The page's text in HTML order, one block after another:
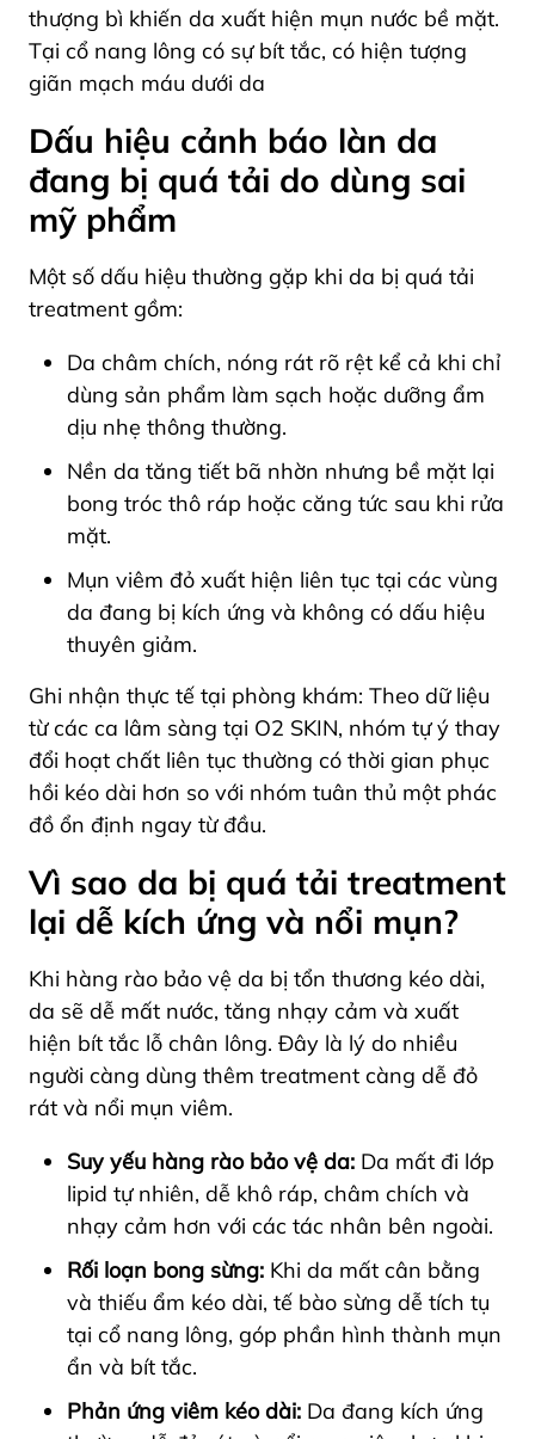
thượng bì khiến da xuất hiện mụn nước bề mặt.
Tại cổ nang lông có sự bít tắc, có hiện tượng
giãn mạch máu dưới da
Dấu hiệu cảnh báo làn da
đang bị quá tải do dùng sai
mỹ phẩm
Một số dấu hiệu thường gặp khi da bị quá tải
treatment gồm:
Da châm chích, nóng rát rõ rệt kể cả khi chỉ
dùng sản phẩm làm sạch hoặc dưỡng ẩm
dịu nhẹ thông thường.
Nền da tăng tiết bã nhờn nhưng bề mặt lại
bong tróc thô ráp hoặc căng tức sau khi rửa
mặt.
Mụn viêm đỏ xuất hiện liên tục tại các vùng
da đang bị kích ứng và không có dấu hiệu
thuyên giảm.
Ghi nhận thực tế tại phòng khám: Theo dữ liệu
từ các ca lâm sàng tại O2 SKIN, nhóm tự ý thay
đổi hoạt chất liên tục thường có thời gian phục
hồi kéo dài hơn so với nhóm tuân thủ một phác
đồ ổn định ngay từ đầu.
Vì sao da bị quá tải treatment
lại dễ kích ứng và nổi mụn?
Khi hàng rào bảo vệ da bị tổn thương kéo dài,
da sẽ dễ mất nước, tăng nhạy cảm và xuất
hiện bít tắc lỗ chân lông. Đây là lý do nhiều
người càng dùng thêm treatment càng dễ đỏ
rát và nổi mụn viêm.
Suy yếu hàng rào bảo vệ da: Da mất đi lớp
lipid tự nhiên, dễ khô ráp, châm chích và
nhạy cảm hơn với các tác nhân bên ngoài.
Rối loạn bong sừng: Khi da mất cân bằng
và thiếu ẩm kéo dài, tế bào sừng dễ tích tụ
tại cổ nang lông, góp phần hình thành mụn
ẩn và bít tắc.
Phản ứng viêm kéo dài: Da đang kích ứng